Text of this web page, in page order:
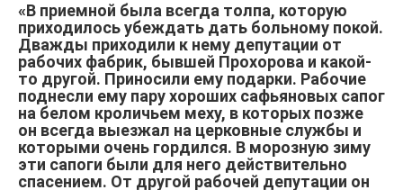
«В приемной была всегда толпа, которую
приходилось убеждать дать больному покой.
Дважды приходили к нему депутации от
рабочих фабрик, бывшей Прохорова и какой-
то другой. Приносили ему подарки. Рабочие
поднесли ему пару хороших сафьяновых сапог
на белом кроличьем меху, в которых позже
он всегда выезжал на церковные службы и
которыми очень гордился. В морозную зиму
эти сапоги были для него действительно
спасением. От другой рабочей депутации он